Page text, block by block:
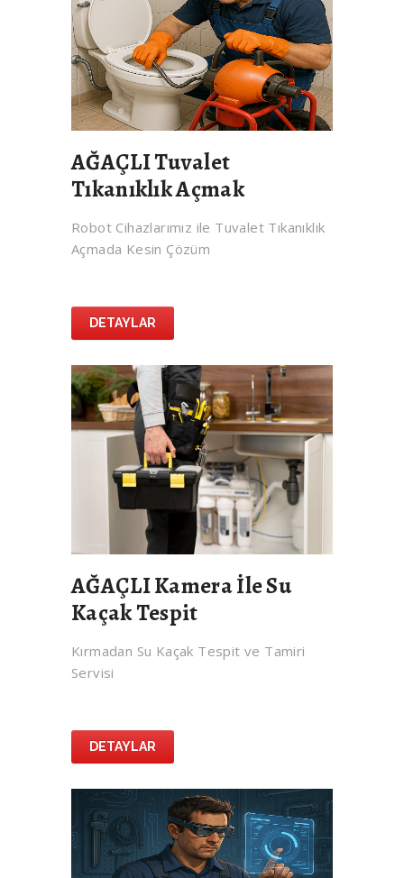
AĞAÇLI Tuvalet
Tıkanıklık Açmak
Robot Cihazlarımız ile Tuvalet Tıkanıklık
Açmada Kesin Çözüm
DETAYLAR
AĞAÇLI Kamera İle Su
Kaçak Tespit
Kırmadan Su Kaçak Tespit ve Tamiri
Servisi
DETAYLAR